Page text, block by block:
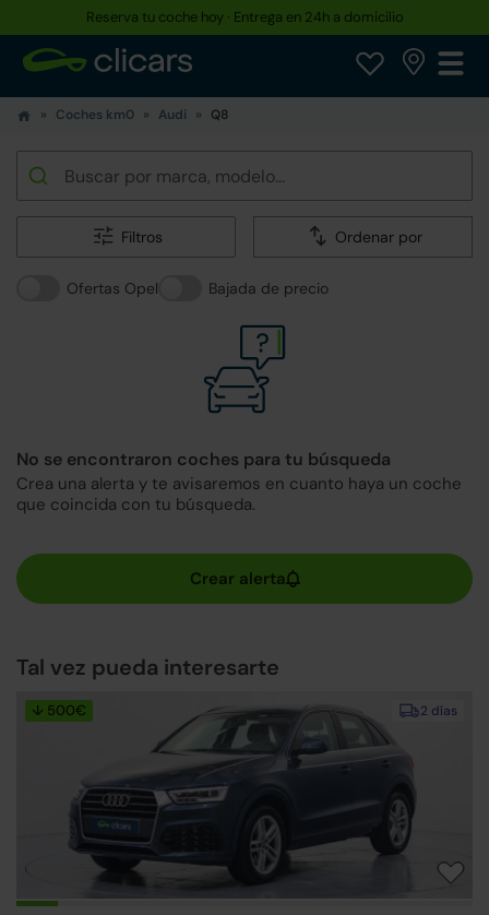
Reserva tu coche hoy · Entrega en 24h a domicilio
Coches km0 Audi Q8
Filtros Ordenar por
Ofertas Opel Bajada de precio
No se encontraron coches para tu búsqueda
Crea una alerta y te avisaremos en cuanto haya un coche
que coincida con tu búsqueda.
Tal vez pueda interesarte
2 días
↓ 500€